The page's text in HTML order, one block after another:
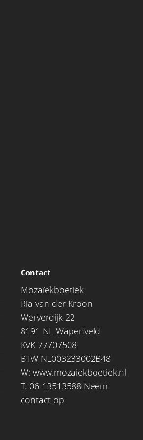
Contact
Mozaïekboetiek
Ria van der Kroon
Werverdijk 22
8191 NL Wapenveld
KVK 77707508
BTW NL003233002B48
W: www.mozaiekboetiek.nl
T: 06-13513588 Neem
contact op